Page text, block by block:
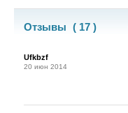
Отзывы ( 17 )
Ufkbzf
20 июн 2014